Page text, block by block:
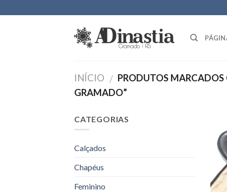
to
INÍCIO / PRODUTOS
GRAMADO”
CATEGORIAS
Calçados
Chapéus
Feminino